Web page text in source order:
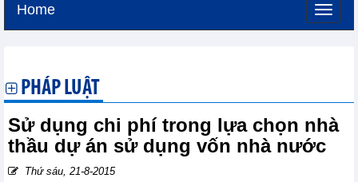
Home
PHÁP LUẬT
Sử dụng chi phí trong lựa chọn nhà
thầu dự án sử dụng vốn nhà nước
Thứ sáu, 21-8-2015